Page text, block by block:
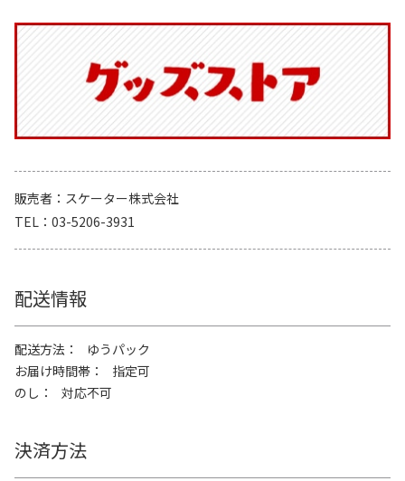
販売者
スケーター株式会社
TEL
03-5206-3931
配送情報
配送方法
ゆうパック
お届け時間帯
指定可
のし
対応不可
決済方法